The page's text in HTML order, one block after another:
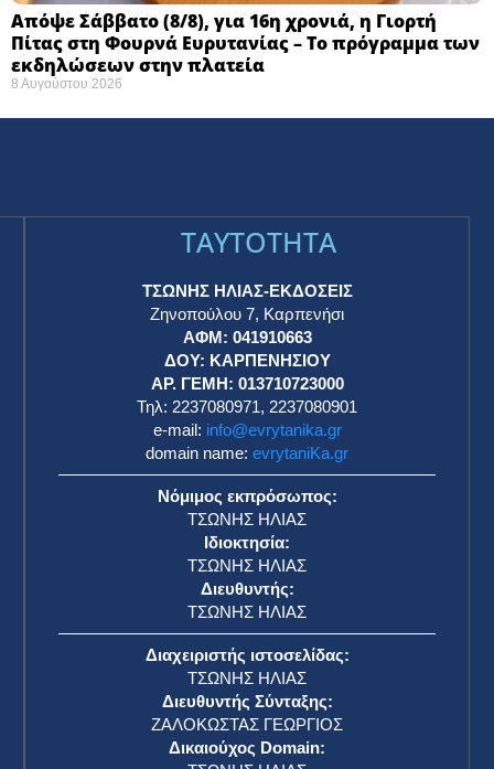
Απόψε Σάββατο (8/8), για 16η χρονιά, η Γιορτή
Πίτας στη Φουρνά Ευρυτανίας – Το πρόγραμμα των
εκδηλώσεων στην πλατεία
8 Αυγούστου 2026
TAYTOTHTA
ΤΣΩΝΗΣ ΗΛΙΑΣ-ΕΚΔΟΣΕΙΣ
Ζηνοπούλου 7, Καρπενήσι
ΑΦΜ: 041910663
ΔΟΥ: ΚΑΡΠΕΝΗΣΙΟΥ
ΑΡ. ΓΕΜΗ: 013710723000
Τηλ: 2237080971, 2237080901
e-mail: info@evrytanika.gr
domain name: evrytaniKa.gr
Νόμιμος εκπρόσωπος:
ΤΣΩΝΗΣ ΗΛΙΑΣ
Ιδιοκτησία:
ΤΣΩΝΗΣ ΗΛΙΑΣ
Διευθυντής:
ΤΣΩΝΗΣ ΗΛΙΑΣ
Διαχειριστής ιστοσελίδας:
ΤΣΩΝΗΣ ΗΛΙΑΣ
Διευθυντής Σύνταξης:
ΖΑΛΟΚΩΣΤΑΣ ΓΕΩΡΓΙΟΣ
Δικαιούχος Domain: